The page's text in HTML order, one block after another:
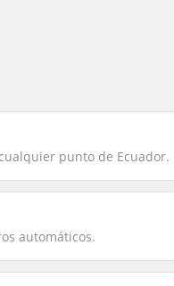
punto de Ecuador.
automáticos.